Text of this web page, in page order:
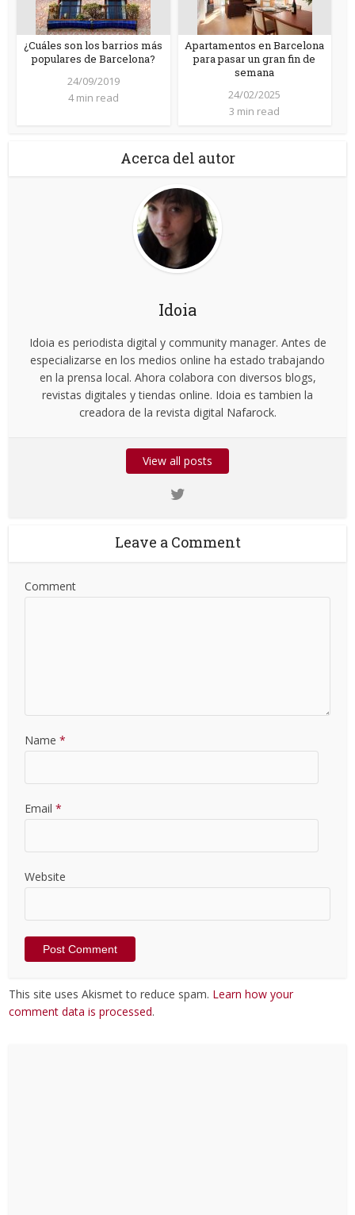
¿Cuáles son los barrios más
populares de Barcelona?
24/09/2019
4 min read
Apartamentos en Barcelona
para pasar un gran fin de
semana
24/02/2025
3 min read
Acerca del autor
Idoia
Idoia es periodista digital y community manager. Antes de
especializarse en los medios online ha estado trabajando
en la prensa local. Ahora colabora con diversos blogs,
revistas digitales y tiendas online. Idoia es tambien la
creadora de la revista digital Nafarock.
View all posts
Leave a Comment
Comment
Name *
Email *
Website
This site uses Akismet to reduce spam. Learn how your
comment data is processed.